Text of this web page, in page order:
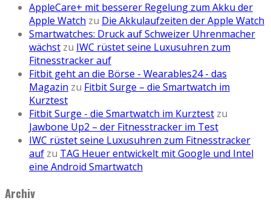
AppleCare+ mit besserer Regelung zum Akku der
Apple Watch zu Die Akkulaufzeiten der Apple Watch
Smartwatches: Druck auf Schweizer Uhrenmacher
wächst zu IWC rüstet seine Luxusuhren zum
Fitnesstracker auf
Fitbit geht an die Börse - Wearables24 - das
Magazin zu Fitbit Surge – die Smartwatch im
Kurztest
Fitbit Surge - die Smartwatch im Kurztest zu
Jawbone Up2 – der Fitnesstracker im Test
IWC rüstet seine Luxusuhren zum Fitnesstracker
auf zu TAG Heuer entwickelt mit Google und Intel
eine Android Smartwatch
Archiv